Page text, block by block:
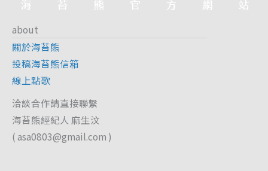
about
關於海苔熊
投稿海苔熊信箱
線上點歌
洽談合作請直接聯繫
海苔熊經紀人 麻生汶
(asa0803@gmail.com )